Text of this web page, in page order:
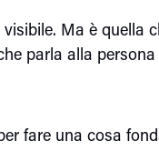
Ma è quella
parla alla
fare una cosa